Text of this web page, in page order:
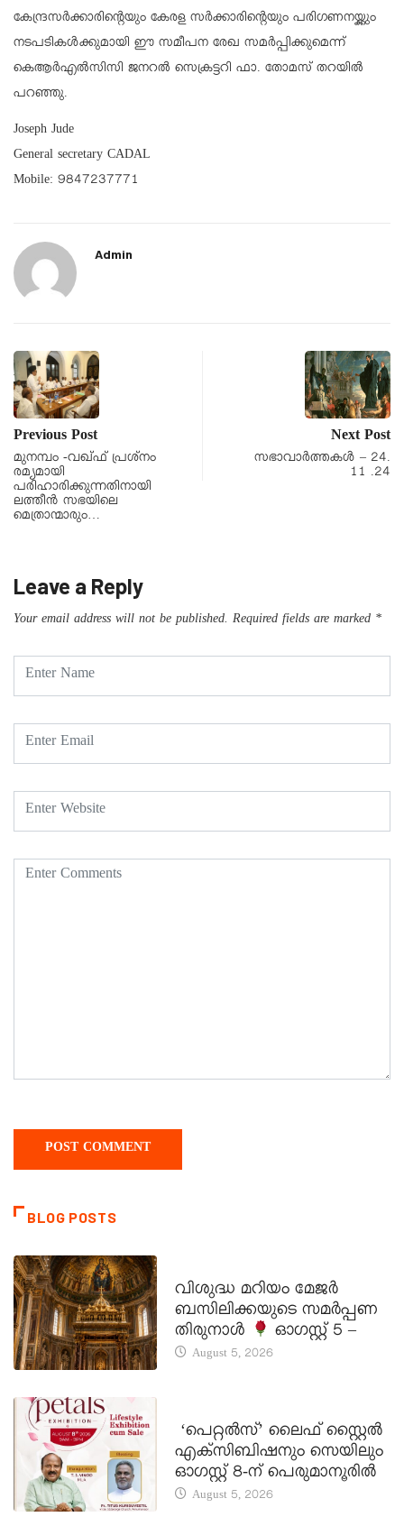
കേന്ദ്രസർക്കാരിന്റെയും കേരള സർക്കാരിൻ്റെയും പരിഗണനയ്ക്കും
നടപടികൾക്കുമായി ഈ സമീപന രേഖ സമർപ്പിക്കുമെന്ന്
കെആർഎൽസിസി ജനറൽ സെക്രട്ടറി ഫാ. തോമസ് തറയിൽ
പറഞ്ഞു.
Joseph Jude
General secretary CADAL
Mobile: 9847237771
Admin
Previous Post
മുനമ്പം -വഖ്‌ഫ് പ്രശ്നം
രമ്യമായി
പരിഹാരിക്കുന്നതിനായി
ലത്തീൻ സഭയിലെ
മെത്രാന്മാരും…
Next Post
സഭാവാര്‍ത്തകള്‍ – 24.
11 .24
Leave a Reply
Your email address will not be published. Required fields are marked *
BLOG POSTS
വിശുദ്ധ മറിയം മേജർ
ബസിലിക്കയുടെ സമർപ്പണ
തിരുനാൾ
ഓഗസ്റ്റ് 5 –
August 5, 2026
‘പെറ്റൽസ്’ ലൈഫ് സ്റ്റൈൽ
എക്സിബിഷനും സെയിലും
ഓഗസ്റ്റ് 8-ന് പെരുമാനൂരിൽ
August 5, 2026